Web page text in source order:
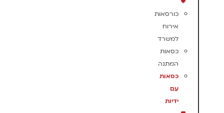
כורסאות
אירוח
למשרד
כסאות
המתנה
כסאות
עם
ידיות